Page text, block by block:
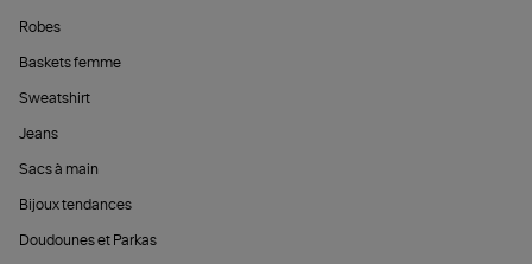
Robes
Baskets femme
Sweatshirt
Jeans
Sacs à main
Bijoux tendances
Doudounes et Parkas